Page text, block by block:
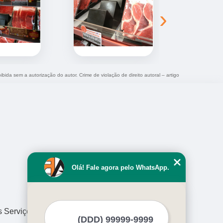
›
sem a autorização do autor. Crime de violação de direito autoral – artigo
Serviços
Olá! Fale agora pelo WhatsApp.